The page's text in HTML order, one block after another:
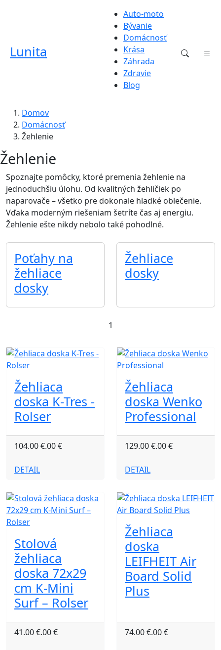
Lunita
Auto-moto
Bývanie
Domácnosť
Krása
Záhrada
Zdravie
Blog
Domov
Domácnosť
Žehlenie
Žehlenie
Spoznajte pomôcky, ktoré premenia žehlenie na
jednoduchšiu úlohu. Od kvalitných žehličiek po
naparovače – všetko pre dokonale hladké oblečenie.
Vďaka moderným riešeniam šetríte čas aj energiu.
Žehlenie ešte nikdy nebolo také pohodlné.
Poťahy na
žehliace
dosky
Žehliace
dosky
1
Žehliaca
doska K-Tres -
Rolser
104.00 €.00 €
DETAIL
Žehliaca
doska Wenko
Professional
129.00 €.00 €
DETAIL
Stolová
žehliaca
doska 72x29
cm K-Mini
Surf – Rolser
41.00 €.00 €
Žehliaca
doska
LEIFHEIT Air
Board Solid
Plus
74.00 €.00 €